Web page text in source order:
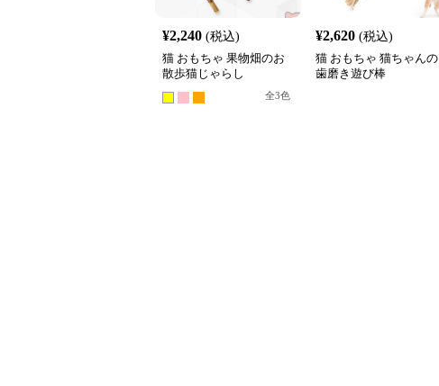
¥2,240 (税込)
猫 おもちゃ 果物畑のお
散歩猫じゃらし
全3色
¥2,620 (税込)
猫 おもちゃ 猫ちゃんの
歯磨き遊び棒